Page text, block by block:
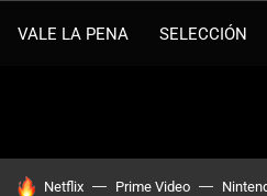
VALE LA PENA SELECCIÓN
HOY SE HABLA DE
Netflix Prime Video